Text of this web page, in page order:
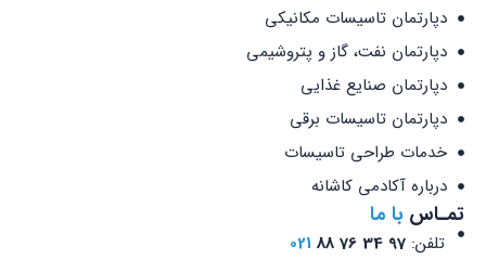
دپارتمان تاسیسات مکانیکی
دپارتمان نفت، گاز و پتروشیمی
دپارتمان صنایع غذایی
دپارتمان تاسیسات برقی
خدمات طراحی تاسیسات
درباره آکادمی کاشانه
تمـاس با ما
تلفن:97 34 76 88
021